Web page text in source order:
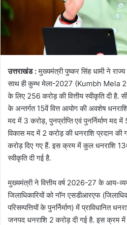
उत्तराखंड :मुख्यमंत्री पुष्कर सिंह धामी ने
साथ ही कुम्भ मेला-2027 (Kumbh Mela
के लिए 256 करोड़ की वित्तीय स्वीकृति दी है.
के अन्तर्गत 15वें वित्त आयोग की अवशेष
मद में 3 करोड़, पुनर्प्राप्ति एवं पुनर्निर्माण मद
विकास मद में 2 करोड़ की धनराशि प्रदान
करोड़ दिए गए हैं. इस क्रम में कुल धनराशि
स्वीकृति दी गई है.
मुख्यमंत्री ने वित्तीय वर्ष 2026-27 के आय-
जिलाधिकारियों को नॉन एसडीआरएफ
परिसम्पत्तियों के पुनर्निर्माण) में प्राविधानित
जनपद धनराशि 2 करोड़ दी गई है. इस क्रम